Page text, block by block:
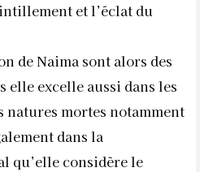
et l’éclat du
de Naima sont alors des
elle excelle aussi dans les
natures mortes notamment
dans la
qu’elle considère le